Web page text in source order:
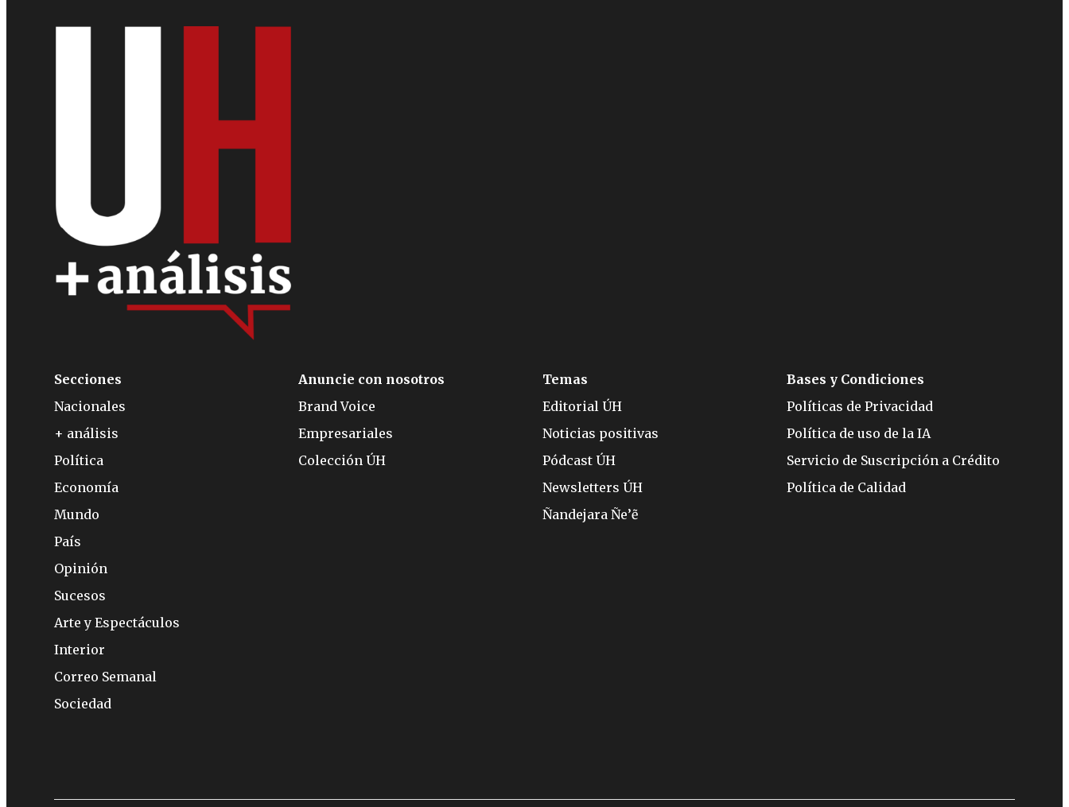
Secciones
Nacionales
+ análisis
Política
Economía
Mundo
País
Opinión
Sucesos
Arte y Espectáculos
Interior
Correo Semanal
Sociedad
Anuncie con nosotros
Brand Voice
Empresariales
Colección ÚH
Temas
Editorial ÚH
Noticias positivas
Pódcast ÚH
Newsletters ÚH
Ñandejara Ñe’ẽ
Bases y Condiciones
Políticas de Privacidad
Política de uso de la IA
Servicio de Suscripción a Crédito
Política de Calidad